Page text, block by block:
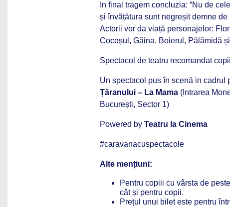
In final tragem concluzia: “Nu de
și învățătura sunt negreșit demne de
Actorii vor da viață personajelor:
Cocoșul, Găina, Boierul, Pălămidă
Spectacol de teatru recomandat
Un spectacol pus în scenă in cadrul
Țăranului – La Mama ( Intrarea
București, Sector 1)
Powered by Teatru la Cinema
#caravanacuspectacole
Alte mențiuni:
Pentru copiii cu vârsta de
cât și pentru copii.
Prețul unui bilet este pentru